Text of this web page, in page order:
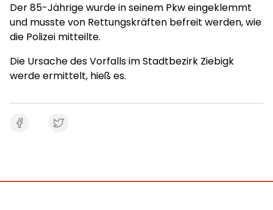
Der 85-Jährige wurde in seinem Pkw eingeklemmt
und musste von Rettungskräften befreit werden, wie
die Polizei mitteilte.
Die Ursache des Vorfalls im Stadtbezirk Ziebigk
werde ermittelt, hieß es.